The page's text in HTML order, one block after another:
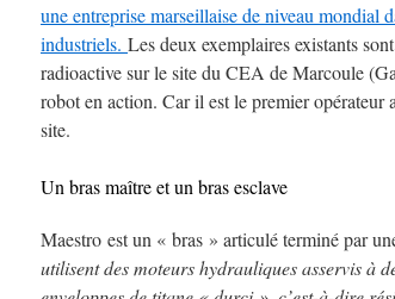
une entreprise marseillaise de niveau mondial
industriels. Les deux exemplaires existants
radioactive sur le site du CEA de Marcoule
robot en action. Car il est le premier opérateur
site.
Un bras maître et un bras esclave
Maestro est un « bras » articulé terminé par
utilisent des moteurs hydrauliques asservis à